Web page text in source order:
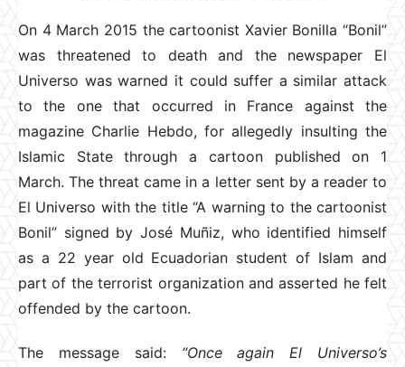
On 4 March 2015 the cartoonist Xavier Bonilla “Bonil”
was threatened to death and the newspaper El
Universo was warned it could suffer a similar attack
to the one that occurred in France against the
magazine Charlie Hebdo, for allegedly insulting the
Islamic State through a cartoon published on 1
March. The threat came in a letter sent by a reader to
El Universo with the title “A warning to the cartoonist
Bonil” signed by José Muñiz, who identified himself
as a 22 year old Ecuadorian student of Islam and
part of the terrorist organization and asserted he felt
offended by the cartoon.
The message said: “Once again El Universo’s